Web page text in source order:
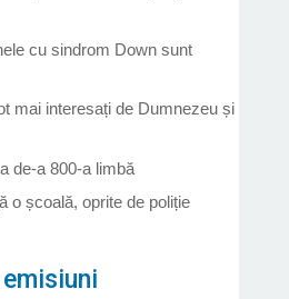
cu sindrom Down sunt
mai interesați de Dumnezeu și
de-a 800-a limbă
o școală, oprite de poliție